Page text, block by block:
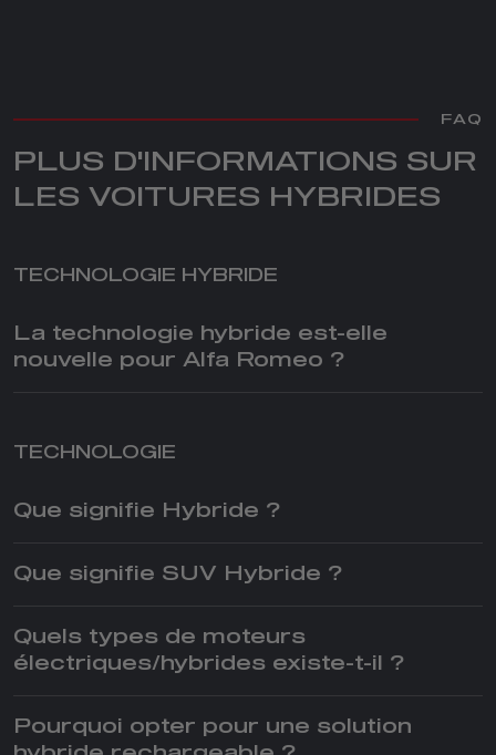
FAQ
PLUS D'INFORMATIONS SUR
LES VOITURES HYBRIDES
TECHNOLOGIE HYBRIDE
La technologie hybride est-elle
nouvelle pour Alfa Romeo ?
TECHNOLOGIE
Que signifie Hybride ?
Que signifie SUV Hybride ?
Quels types de moteurs
électriques/hybrides existe-t-il ?
Pourquoi opter pour une solution